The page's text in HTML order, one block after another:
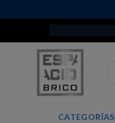
CATEGORÍAS